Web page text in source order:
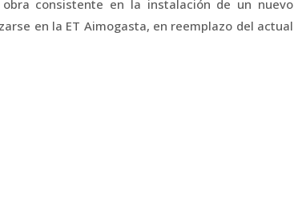
obra consistente en la instalación de un nuevo
en la ET Aimogasta, en reemplazo del actual